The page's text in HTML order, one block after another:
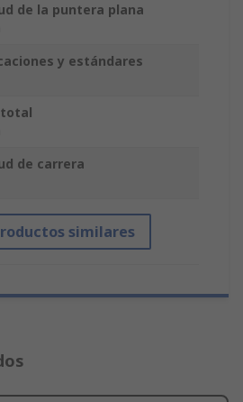
de la puntera plana
y estándares
de carrera
similares